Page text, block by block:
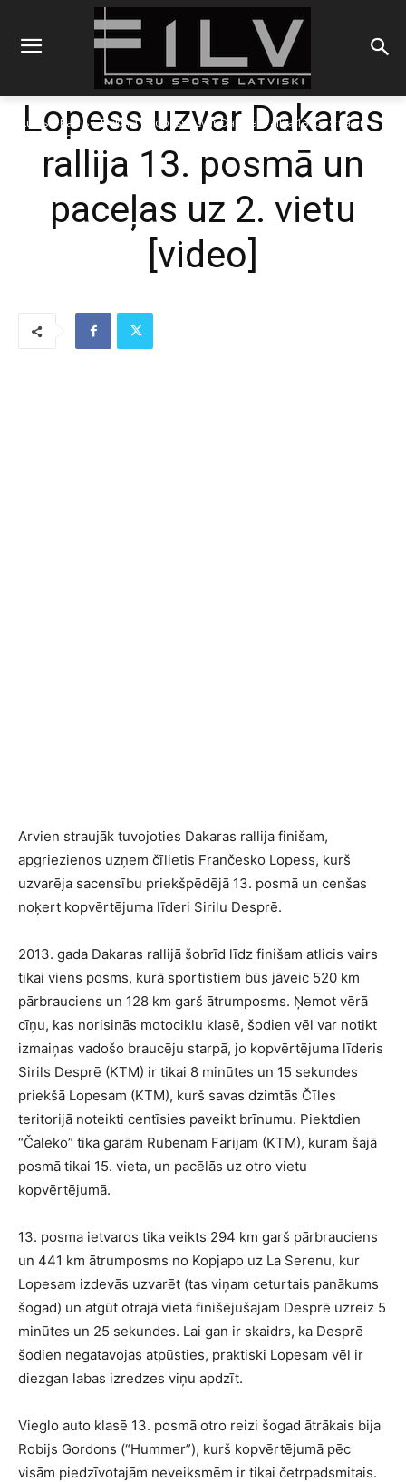
Sākums Rallijs Dakara
Lopess uzvar Dakaras rallija 13. posmā un
paceļas uz 2. vietu
Lopess uzvar Dakaras
rallija 13. posmā un
paceļas uz 2. vietu
[video]
Arvien straujāk tuvojoties Dakaras rallija finišam,
apgriezienos uzņem čīlietis Frančesko Lopess, kurš
uzvarēja sacensību priekšpēdējā 13. posmā un cenšas
noķert kopvērtējuma līderi Sirilu Desprē.
2013. gada Dakaras rallijā šobrīd līdz finišam atlicis vairs
tikai viens posms, kurā sportistiem būs jāveic 520 km
pārbrauciens un 128 km garš ātrumposms. Ņemot vērā
cīņu, kas norisinās motociklu klasē, šodien vēl var notikt
izmaiņas vadošo braucēju starpā, jo kopvērtējuma līderis
Sirils Desprē (KTM) ir tikai 8 minūtes un 15 sekundes
priekšā Lopesam (KTM), kurš savas dzimtās Čīles
teritorijā noteikti centīsies paveikt brīnumu. Piektdien
“Čaleko” tika garām Rubenam Farijam (KTM), kuram šajā
posmā tikai 15. vieta, un pacēlās uz otro vietu
kopvērtējumā.
13. posma ietvaros tika veikts 294 km garš pārbrauciens
un 441 km ātrumposms no Kopjapo uz La Serenu, kur
Lopesam izdevās uzvarēt (tas viņam ceturtais panākums
šogad) un atgūt otrajā vietā finišējušajam Desprē uzreiz 5
minūtes un 25 sekundes. Lai gan ir skaidrs, ka Desprē
šodien negatavojas atpūsties, praktiski Lopesam vēl ir
diezgan labas izredzes viņu apdzīt.
Vieglo auto klasē 13. posmā otro reizi šogad ātrākais bija
Robijs Gordons (“Hummer”), kurš kopvērtējumā pēc
visām piedzīvotajām neveiksmēm ir tikai četrpadsmitais.